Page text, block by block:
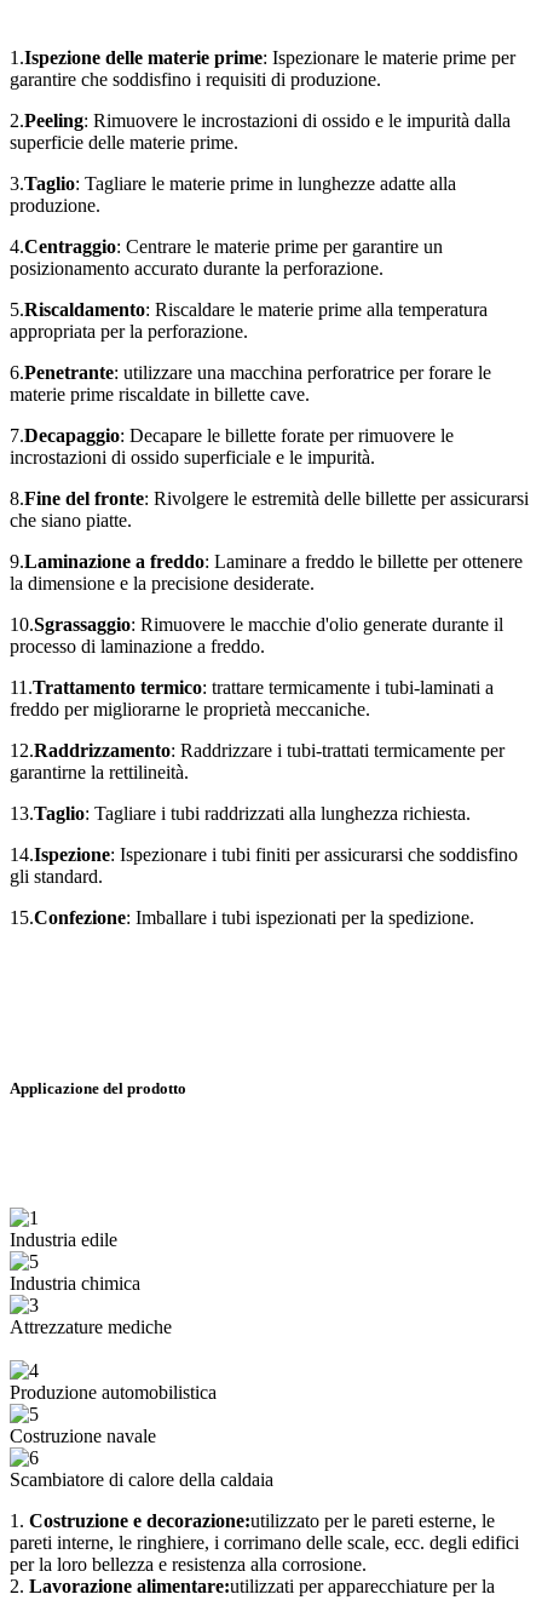
1.Ispezione delle materie prime: Ispezionare le materie prime per
garantire che soddisfino i requisiti di produzione.
2.Peeling: Rimuovere le incrostazioni di ossido e le impurità dalla
superficie delle materie prime.
3.Taglio: Tagliare le materie prime in lunghezze adatte alla
produzione.
4.Centraggio: Centrare le materie prime per garantire un
posizionamento accurato durante la perforazione.
5.Riscaldamento: Riscaldare le materie prime alla temperatura
appropriata per la perforazione.
6.Penetrante: utilizzare una macchina perforatrice per forare le
materie prime riscaldate in billette cave.
7.Decapaggio: Decapare le billette forate per rimuovere le
incrostazioni di ossido superficiale e le impurità.
8.Fine del fronte: Rivolgere le estremità delle billette per assicurarsi
che siano piatte.
9.Laminazione a freddo: Laminare a freddo le billette per ottenere
la dimensione e la precisione desiderate.
10.Sgrassaggio: Rimuovere le macchie d'olio generate durante il
processo di laminazione a freddo.
11.Trattamento termico: trattare termicamente i tubi-laminati a
freddo per migliorarne le proprietà meccaniche.
12.Raddrizzamento: Raddrizzare i tubi-trattati termicamente per
garantirne la rettilineità.
13.Taglio: Tagliare i tubi raddrizzati alla lunghezza richiesta.
14.Ispezione: Ispezionare i tubi finiti per assicurarsi che soddisfino
gli standard.
15.Confezione: Imballare i tubi ispezionati per la spedizione.
Applicazione del prodotto
Industria edile
Industria chimica
Attrezzature mediche
Produzione automobilistica
Costruzione navale
Scambiatore di calore della caldaia
1. Costruzione e decorazione:utilizzato per le pareti esterne, le
pareti interne, le ringhiere, i corrimano delle scale, ecc. degli edifici
per la loro bellezza e resistenza alla corrosione.
2. Lavorazione alimentare:utilizzati per apparecchiature per la